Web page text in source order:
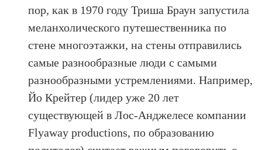
пор, как в 1970 году Триша Браун запустила
меланхолического путешественника по
стене многоэтажки, на стены отправились
самые разнообразные люди с самыми
разнообразными устремлениями. Например,
Йо Крейтер (лидер уже 20 лет
существующей в Лос-Анджелесе компании
Flyaway productions, по образованию